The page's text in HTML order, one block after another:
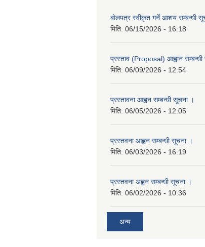
बोलपत्र स्वीकृत गर्ने आशय सम्बन्धी
मिति: 06/15/2026 - 16:18
प्रस्ताव (Proposal) आह्वान
मिति: 06/09/2026 - 12:54
प्रस्तावना आह्वन सम्बन्धी सूचना ।
मिति: 06/05/2026 - 12:05
प्रस्तवना आह्वन सम्बन्धी सूचना ।
मिति: 06/03/2026 - 16:19
प्रस्तवना अह्वन सम्बन्धी सूचना ।
मिति: 06/02/2026 - 10:36
अन्य